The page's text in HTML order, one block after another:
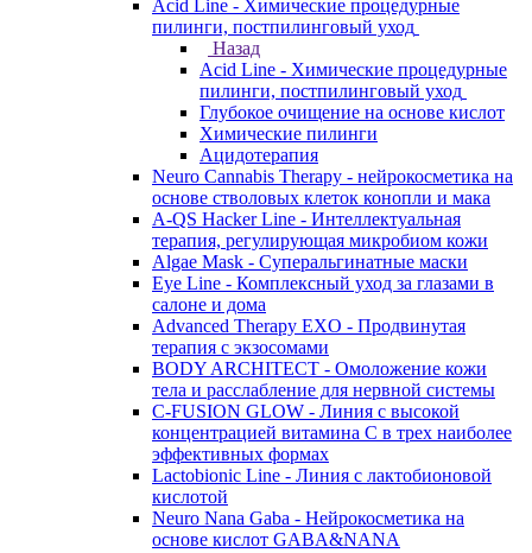
Acid Line - Химические процедурные
пилинги, постпилинговый уход
Назад
Acid Line - Химические процедурные
пилинги, постпилинговый уход
Глубокое очищение на основе кислот
Химические пилинги
Ацидотерапия
Neuro Cannabis Therapy - нейрокосметика на
основе стволовых клеток конопли и мака
A-QS Hacker Line - Интеллектуальная
терапия, регулирующая микробиом кожи
Algae Mask - Суперальгинатные маски
Eye Line - Комплексный уход за глазами в
салоне и дома
Advanced Therapy EXO - Продвинутая
терапия с экзосомами
BODY ARCHITECT - Омоложение кожи
тела и расслабление для нервной системы
C-FUSION GLOW - Линия с высокой
концентрацией витамина C в трех наиболее
эффективных формах
Lactobionic Line - Линия с лактобионовой
кислотой
Neuro Nana Gaba - Нейрокосметика на
основе кислот GABA&NANA